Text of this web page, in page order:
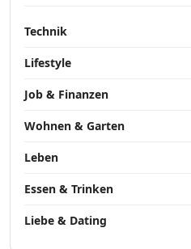
Technik
Lifestyle
Job & Finanzen
Wohnen & Garten
Leben
Essen & Trinken
Liebe & Dating